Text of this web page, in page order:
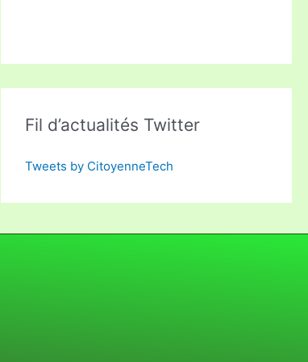
Fil d’actualités Twitter
Tweets by CitoyenneTech